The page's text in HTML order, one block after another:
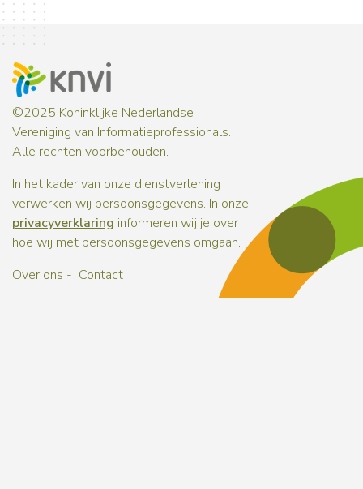
©2025 Koninklijke Nederlandse
Vereniging van Informatieprofessionals.
Alle rechten voorbehouden.
In het kader van onze dienstverlening
verwerken wij persoonsgegevens. In onze
privacyverklaring informeren wij je over
hoe wij met persoonsgegevens omgaan.
Over ons
Contact